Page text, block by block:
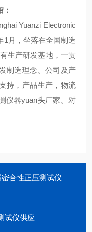
：
Yuanzi Electronic
1 月，坐落在全国制造
生产研发基地，一贯
制造理念。公司及产
持，产品生产，物流
仪器yuan头厂家。对
合性正压测试仪
试仪供应